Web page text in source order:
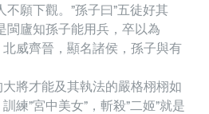
不願下觀。”孫子曰”五徒好其
閩廬知孫子能用兵，卒以為
威齊晉，顯名諸侯，孫子與有
將才能及其執法的嚴格栩栩如
練”宮中美女”，斬殺”二姬”就是